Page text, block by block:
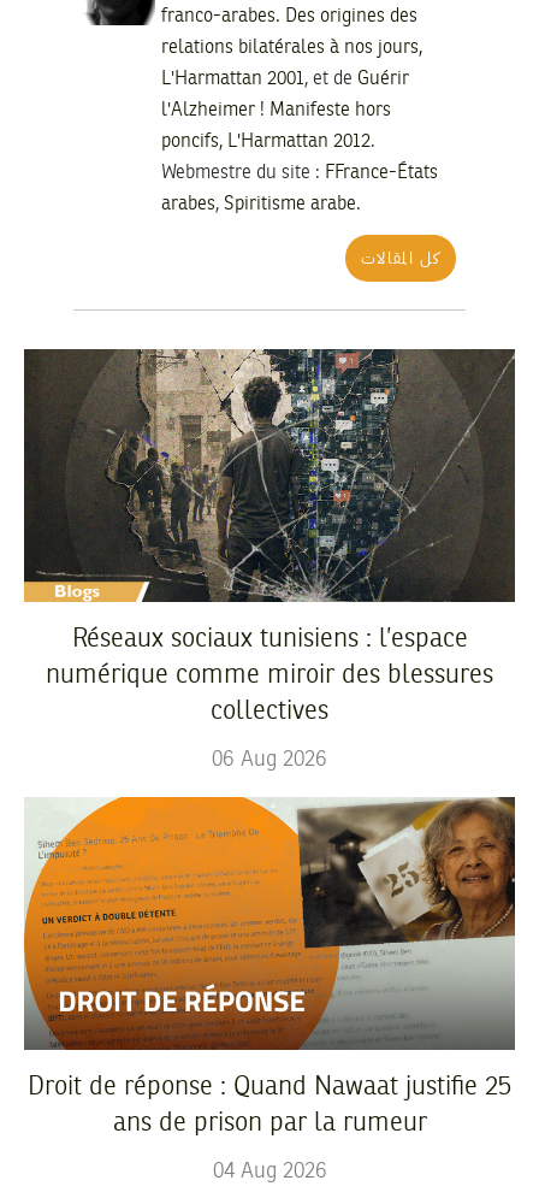
franco-arabes. Des origines des
relations bilatérales à nos jours,
L'Harmattan 2001, et de Guérir
l'Alzheimer ! Manifeste hors
poncifs, L'Harmattan 2012.
Webmestre du site : FFrance-États
arabes, Spiritisme arabe.
كل المقالات
Réseaux sociaux tunisiens : l’espace
numérique comme miroir des blessures
collectives
06 Aug 2026
Droit de réponse : Quand Nawaat justifie 25
ans de prison par la rumeur
04 Aug 2026